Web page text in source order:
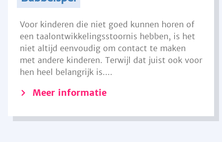
Voor kinderen die niet goed kunnen horen of
een taalontwikkelingsstoornis hebben, is het
niet altijd eenvoudig om contact te maken
met andere kinderen. Terwijl dat juist ook voor
hen heel belangrijk is....
Meer informatie